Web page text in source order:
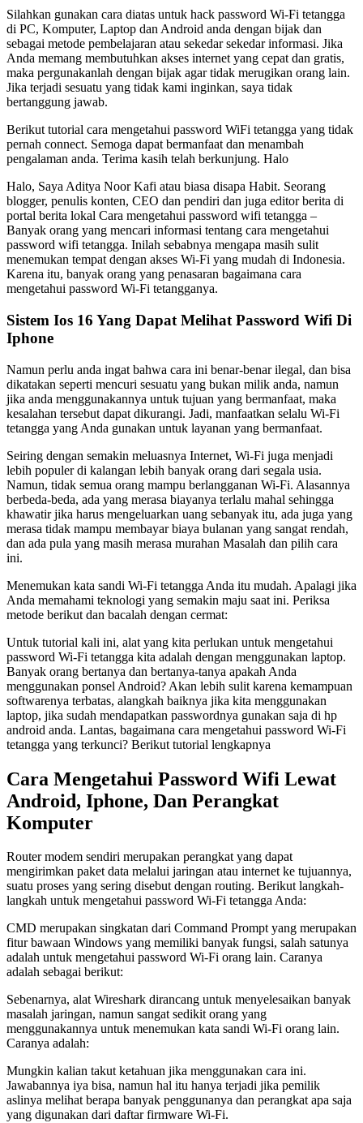
Silahkan gunakan cara diatas untuk hack password Wi-Fi tetangga
di PC, Komputer, Laptop dan Android anda dengan bijak dan
sebagai metode pembelajaran atau sekedar sekedar informasi. Jika
Anda memang membutuhkan akses internet yang cepat dan gratis,
maka pergunakanlah dengan bijak agar tidak merugikan orang lain.
Jika terjadi sesuatu yang tidak kami inginkan, saya tidak
bertanggung jawab.
Berikut tutorial cara mengetahui password WiFi tetangga yang tidak
pernah connect. Semoga dapat bermanfaat dan menambah
pengalaman anda. Terima kasih telah berkunjung. Halo
Halo, Saya Aditya Noor Kafi atau biasa disapa Habit. Seorang
blogger, penulis konten, CEO dan pendiri dan juga editor berita di
portal berita lokal Cara mengetahui password wifi tetangga –
Banyak orang yang mencari informasi tentang cara mengetahui
password wifi tetangga. Inilah sebabnya mengapa masih sulit
menemukan tempat dengan akses Wi-Fi yang mudah di Indonesia.
Karena itu, banyak orang yang penasaran bagaimana cara
mengetahui password Wi-Fi tetangganya.
Sistem Ios 16 Yang Dapat Melihat Password Wifi Di
Iphone
Namun perlu anda ingat bahwa cara ini benar-benar ilegal, dan bisa
dikatakan seperti mencuri sesuatu yang bukan milik anda, namun
jika anda menggunakannya untuk tujuan yang bermanfaat, maka
kesalahan tersebut dapat dikurangi. Jadi, manfaatkan selalu Wi-Fi
tetangga yang Anda gunakan untuk layanan yang bermanfaat.
Seiring dengan semakin meluasnya Internet, Wi-Fi juga menjadi
lebih populer di kalangan lebih banyak orang dari segala usia.
Namun, tidak semua orang mampu berlangganan Wi-Fi. Alasannya
berbeda-beda, ada yang merasa biayanya terlalu mahal sehingga
khawatir jika harus mengeluarkan uang sebanyak itu, ada juga yang
merasa tidak mampu membayar biaya bulanan yang sangat rendah,
dan ada pula yang masih merasa murahan Masalah dan pilih cara
ini.
Menemukan kata sandi Wi-Fi tetangga Anda itu mudah. Apalagi jika
Anda memahami teknologi yang semakin maju saat ini. Periksa
metode berikut dan bacalah dengan cermat:
Untuk tutorial kali ini, alat yang kita perlukan untuk mengetahui
password Wi-Fi tetangga kita adalah dengan menggunakan laptop.
Banyak orang bertanya dan bertanya-tanya apakah Anda
menggunakan ponsel Android? Akan lebih sulit karena kemampuan
softwarenya terbatas, alangkah baiknya jika kita menggunakan
laptop, jika sudah mendapatkan passwordnya gunakan saja di hp
android anda. Lantas, bagaimana cara mengetahui password Wi-Fi
tetangga yang terkunci? Berikut tutorial lengkapnya
Cara Mengetahui Password Wifi Lewat
Android, Iphone, Dan Perangkat
Komputer
Router modem sendiri merupakan perangkat yang dapat
mengirimkan paket data melalui jaringan atau internet ke tujuannya,
suatu proses yang sering disebut dengan routing. Berikut langkah-
langkah untuk mengetahui password Wi-Fi tetangga Anda:
CMD merupakan singkatan dari Command Prompt yang merupakan
fitur bawaan Windows yang memiliki banyak fungsi, salah satunya
adalah untuk mengetahui password Wi-Fi orang lain. Caranya
adalah sebagai berikut:
Sebenarnya, alat Wireshark dirancang untuk menyelesaikan banyak
masalah jaringan, namun sangat sedikit orang yang
menggunakannya untuk menemukan kata sandi Wi-Fi orang lain.
Caranya adalah:
Mungkin kalian takut ketahuan jika menggunakan cara ini.
Jawabannya iya bisa, namun hal itu hanya terjadi jika pemilik
aslinya melihat berapa banyak penggunanya dan perangkat apa saja
yang digunakan dari daftar firmware Wi-Fi.